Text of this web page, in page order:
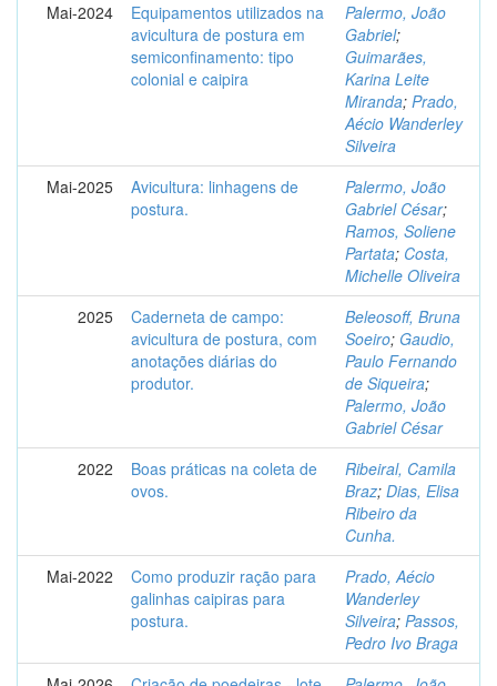
Mai-2024
Equipamentos utilizados na
avicultura de postura em
semiconfinamento: tipo
colonial e caipira
Palermo, João
Gabriel;
Guimarães,
Karina Leite
Miranda; Prado,
Aécio Wanderley
Silveira
Mai-2025
Avicultura: linhagens de
postura.
Palermo, João
Gabriel César;
Ramos, Soliene
Partata; Costa,
Michelle Oliveira
2025
Caderneta de campo:
avicultura de postura, com
anotações diárias do
produtor.
Beleosoff, Bruna
Soeiro; Gaudio,
Paulo Fernando
de Siqueira;
Palermo, João
Gabriel César
2022
Boas práticas na coleta de
ovos.
Ribeiral, Camila
Braz; Dias, Elisa
Ribeiro da
Cunha.
Mai-2022
Como produzir ração para
galinhas caipiras para
postura.
Prado, Aécio
Wanderley
Silveira; Passos,
Pedro Ivo Braga